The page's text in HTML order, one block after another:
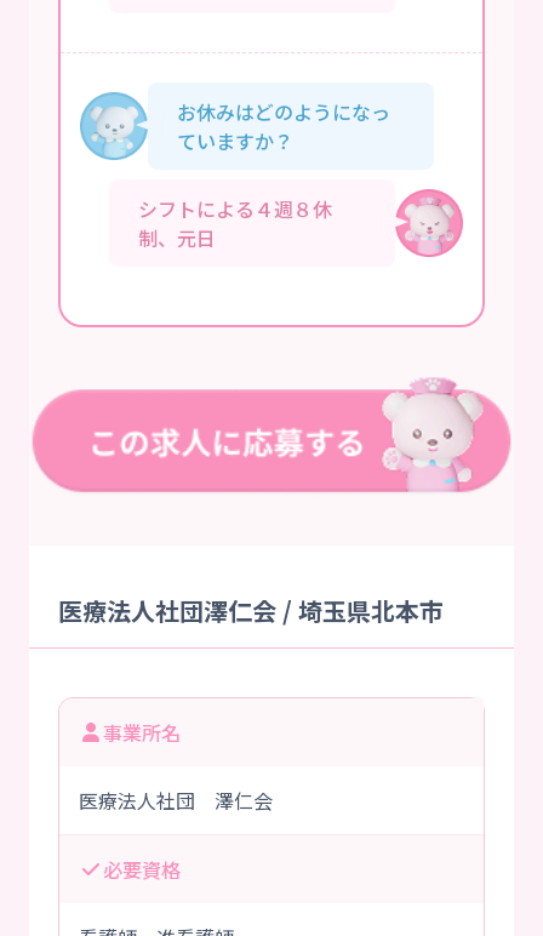
お休みはどのようになっ
ていますか？
シフトによる４週８休
制、元日
医療法人社団澤仁会 / 埼玉県北本市
事業所名
医療法人社団 澤仁会
必要資格